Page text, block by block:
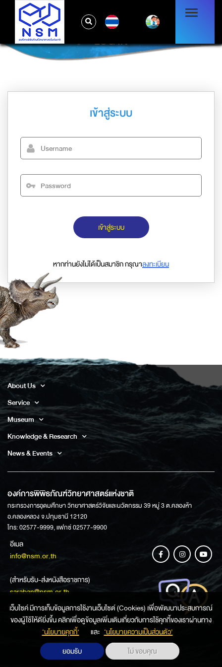
LOG IN
เข้าสู่ระบบ
เข้าสู่ระบบ
หากท่านยังไม่ได้เป็นสมาชิก กรุณาลงทะเบียน
About Us
Service
Museum
Knowledge & Research
News & Events
องค์การพิพิธภัณฑ์วิทยาศาสตร์แห่งชาติ
กระทรวงการอุดมศึกษา วิทยาศาสตร์วิจัยและนวัตกรรม 39 หมู่ 3 ต.คลองห้า
อ.คลองหลวง จ.ปทุมธานี 12120
โทร: 02577-9999, แฟกซ์ 02577-9900
อีเมล
info@nsm.or.th
(สำหรับรับ-ส่งหนังสือราชการ)
saraban@nsm.or.th
ช่องทางการสอบถามข้อมูล
เว็บไซค์ มีการเก็บข้อมูลการใช้งานเว็บไซต์ (Cookies) เพื่อพัฒนาประสบการณ์
ของผู้ใช้ให้ดียิ่งขึ้น คลิกเพื่อดูข้อมูลเพิ่มเติมเกี่ยวกับการใช้คุกกี้ของเราผ่านทาง
‘นโยบายคุกกี้’
และ ‘นโยบายความเป็นส่วนตัว'
ยอมรับ
ไม่ ขอบคุณ